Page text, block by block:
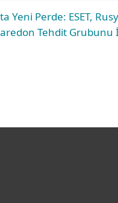
Yeni Perde: ESET,
Tehdit Grubunu